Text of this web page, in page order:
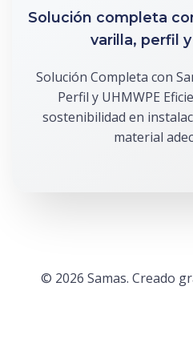
Solución completa
varilla, perfil
Solución Completa con
Perfil y UHMWPE
sostenibilidad en
material
© 2026 Samas. Creado